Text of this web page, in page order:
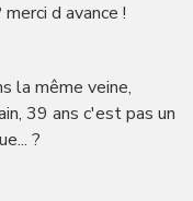
d avance !
la même veine,
39 ans c'est pas un
?